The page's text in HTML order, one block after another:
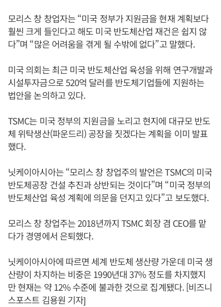
모리스 창 창업자는 “미국 정부가 지원금을 현재 계획보다
훨씬 크게 들인다고 해도 미국 반도체산업 재건은 쉽지 않
다”며 “많은 어려움을 겪게 될 수밖에 없다”고 말했다.
미국 의회는 최근 미국 반도체산업 육성을 위해 연구개발과
시설투자금으로 520억 달러를 반도체기업들에 지원하는
법안을 논의하고 있다.
TSMC는 미국 정부의 지원금을 노리고 현지에 대규모 반도
체 위탁생산(파운드리) 공장을 짓겠다는 계획을 이미 발표
했다.
닛케이아시아는 “모리스 창 창업주의 발언은 TSMC의 미국
반도체공장 건설 추진과 상반되는 것이다”며 “미국 정부의
반도체산업 육성 계획에 의문을 던지고 있다”고 보도했다.
모리스 창 창업주는 2018년까지 TSMC 회장 겸 CEO를 맡
다가 경영에서 은퇴했다.
닛케이아시아에 따르면 세계 반도체 생산량 가운데 미국 생
산량이 차지하는 비중은 1990년대 37% 정도를 차지했지
만 현재는 약 12% 수준에 불과한 것으로 집계됐다. [비즈니
스포스트 김용원 기자]